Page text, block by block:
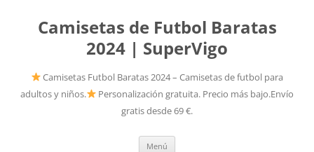
Camisetas de Futbol Baratas
2024 | SuperVigo
Camisetas Futbol Baratas 2024 – Camisetas de futbol para
adultos y niños.
Personalización gratuita. Precio más bajo.Envío
gratis desde 69 €.
Menú